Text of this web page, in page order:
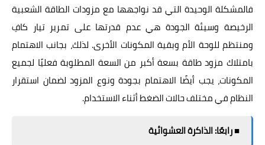
فالمشكلة الوحيدة التي قد نواجهها مع مزودات الطاقة الشعبية
الرخيصة وسيئة الجودة هي عدم قدرتها على تمرير تيار كافِ
ومنتظم للوحة الأم وبقية المكونات الأخرى. لذلك، بجانب الاهتمام
بامتلاك مزود طاقة بسعة أكبر من السعة المطلوبة فعليًا لجميع
المكونات، يجب أيضًا الاهتمام بجودة ونوع المزود لضمان استقرار
النظام في مختلف حالات الضغط أثناء الاستخدام.
■ رابعًا: الذاكرة العشوائية